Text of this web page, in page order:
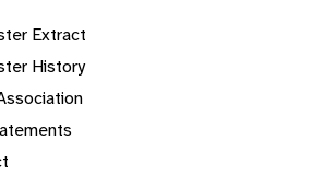
Extract
History